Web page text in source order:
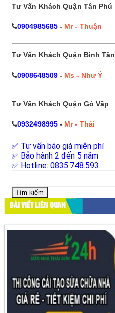
Tư Vấn Khách Quận Tân Phú
0904985685 - Mr - Thuận
Tư Vấn Khách Quận Bình Tân
0908648509 - Ms - Như Ý
Tư Vấn Khách Quận Gò Vấp
0932498995 - Mr - Thái
✅ Tư vấn báo giá miễn phí
✅ Bảo hành 2 đến 5 năm
✅ Hotline: 0835.748.593
cho:
BÀI VIẾT LIÊN QUAN